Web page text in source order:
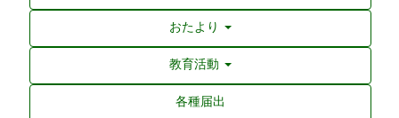
おたより
教育活動
各種届出